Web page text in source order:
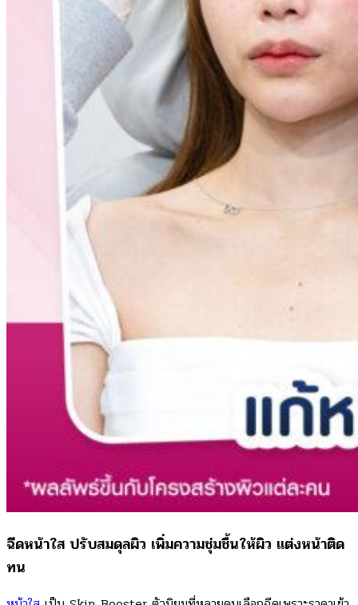
ฉีดหน้าใส ปรับสมดุลผิว เพิ่มความชุ่มชื้นให้ผิว แต่งหน้าติด
ทน